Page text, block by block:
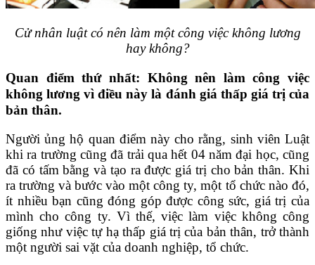
Cử nhân luật có nên làm một công việc không lương
hay không?
Quan điểm thứ nhất: Không nên làm công việc
không lương vì điều này là đánh giá thấp giá trị của
bản thân.
Người ủng hộ quan điểm này cho rằng, sinh viên Luật
khi ra trường cũng đã trải qua hết 04 năm đại học, cũng
đã có tấm bằng và tạo ra được giá trị cho bản thân. Khi
ra trường và bước vào một công ty, một tổ chức nào đó,
ít nhiều bạn cũng đóng góp được công sức, giá trị của
mình cho công ty. Vì thế, việc làm việc không công
giống như việc tự hạ thấp giá trị của bản thân, trở thành
một người sai vặt của doanh nghiệp, tổ chức.